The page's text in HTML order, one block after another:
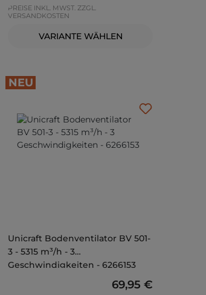
PREISE INKL. MWST. ZZGL.
VERSANDKOSTEN
VARIANTE WÄHLEN
NEU
Unicraft Bodenventilator BV 501-
3 - 5315 m³/h - 3
Geschwindigkeiten - 6266153
Regulärer Preis:
69,95 €